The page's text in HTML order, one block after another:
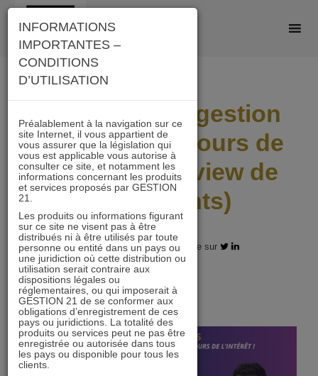
Skip
content
La Value et la gestion
active ont toujours de
l’intérêt (interview de
nos gérants)
07.03.2024 - Partagez l'article sur
INFORMATIONS
IMPORTANTES –
CONDITIONS
D’UTILISATION
Préalablement à la navigation sur ce
site Internet, il vous appartient de
vous assurer que la législation qui
vous est applicable vous autorise à
consulter ce site, et notamment les
informations concernant les produits
et services proposés par GESTION
21.
Les produits ou informations figurant
sur ce site ne visent pas à être
distribués ni à être utilisés par toute
personne ou entité dans un pays ou
une juridiction où cette distribution ou
utilisation serait contraire aux
dispositions légales ou
réglementaires, ou qui imposerait à
GESTION 21 de se conformer aux
obligations d’enregistrement de ces
pays ou juridictions. La totalité des
produits ou services peut ne pas être
enregistrée ou autorisée dans tous
les pays ou disponible pour tous les
clients.